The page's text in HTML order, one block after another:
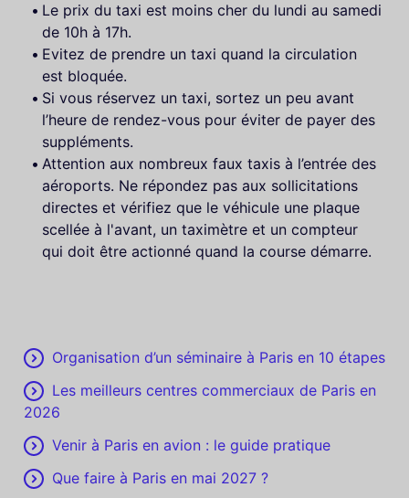
Le prix du taxi est moins cher du lundi au samedi
de 10h à 17h.
Evitez de prendre un taxi quand la circulation
est bloquée.
Si vous réservez un taxi, sortez un peu avant
l’heure de rendez-vous pour éviter de payer des
suppléments.
Attention aux nombreux faux taxis à l’entrée des
aéroports. Ne répondez pas aux sollicitations
directes et vérifiez que le véhicule une plaque
scellée à l'avant, un taximètre et un compteur
qui doit être actionné quand la course démarre.
Organisation d’un séminaire à Paris en 10 étapes
Les meilleurs centres commerciaux de Paris en
2026
Venir à Paris en avion : le guide pratique
Que faire à Paris en mai 2027 ?